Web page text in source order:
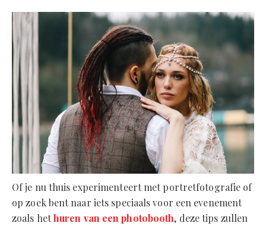
Of je nu thuis experimenteert met portretfotografie of
op zoek bent naar iets speciaals voor een evenement
zoals hethuren van een photobooth, deze tips zullen